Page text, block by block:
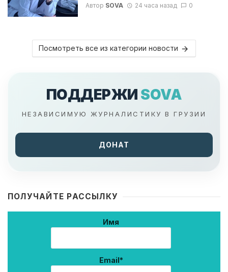
Автор SOVA 24 часа назад 0
Посмотреть все из категории новости
ПОДДЕРЖИ SOVA
НЕЗАВИСИМУЮ ЖУРНАЛИСТИКУ В ГРУЗИИ
ДОНАТ
ПОЛУЧАЙТЕ РАССЫЛКУ
Имя
Email*